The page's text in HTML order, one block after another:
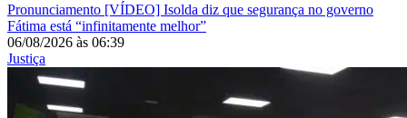
Pronunciamento [VÍDEO] Isolda diz que segurança no governo
Fátima está “infinitamente melhor”
06/08/2026 às 06:39
Justiça